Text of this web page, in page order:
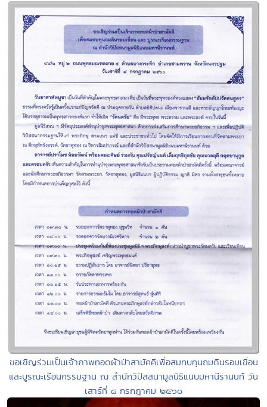
ขอเชิญร่วมเป็นเจ้าภาพทอดผ้าป่าสามัคคีเพื่อสมทบทุนถมดินรอบเขื่อน
และบูรณะเรือนกรรมฐาน ณ สำนักวิปัสสนามูลนิธิแนบมหานีรานนท์ วัน
เสาร์ที่ ๘ กรกฎาคม ๒๕๖๐